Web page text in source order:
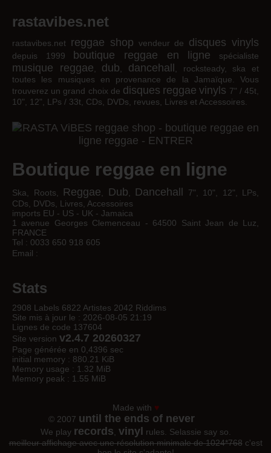
rastavibes.net
rastavibes.net reggae shop vendeur de disques vinyls
depuis 1999 boutique reggae en ligne spécialiste
musique reggae dub dancehall
, rocksteady, ska et
toutes les musiques en provenance de la Jamaïque. Vous
trouverez un grand choix de disques reggae vinyls 7" / 45t,
10", 12", LPs / 33t, CDs, DVDs, revues, Livres et Accessoires.
Boutique reggae en ligne
Ska, Roots, Reggae Dub Dancehall
7", 10", 12", LPs,
CDs, DVDs, Livres, Accessoires
imports EU - US - UK - Jamaica
1 avenue Georges Clemenceau - 64500 Saint Jean de Luz,
FRANCE
Tel : 0033 650 918 605
Email :
Stats
2908 Labels 6822 Artistes 2042 Riddims
Site mis à jour le : 2026-08-05 21:19
Lignes de code 137604
Site version v2.4.7 20260327
Page générée en 0,4396 sec
initial memory : 880.21 KiB
Memory usage : 1.32 MiB
Memory peak : 1.55 MiB
Made with ♥
© 2007 until the ends of never
We play records vinyl
rules. Selassie say so.
meilleur affichage avec une résolution minimale de 1024*768c'est